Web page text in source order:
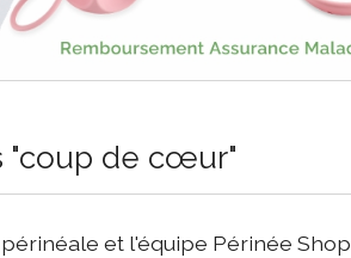
"coup de cœur"
et l'équipe Périnée Shop